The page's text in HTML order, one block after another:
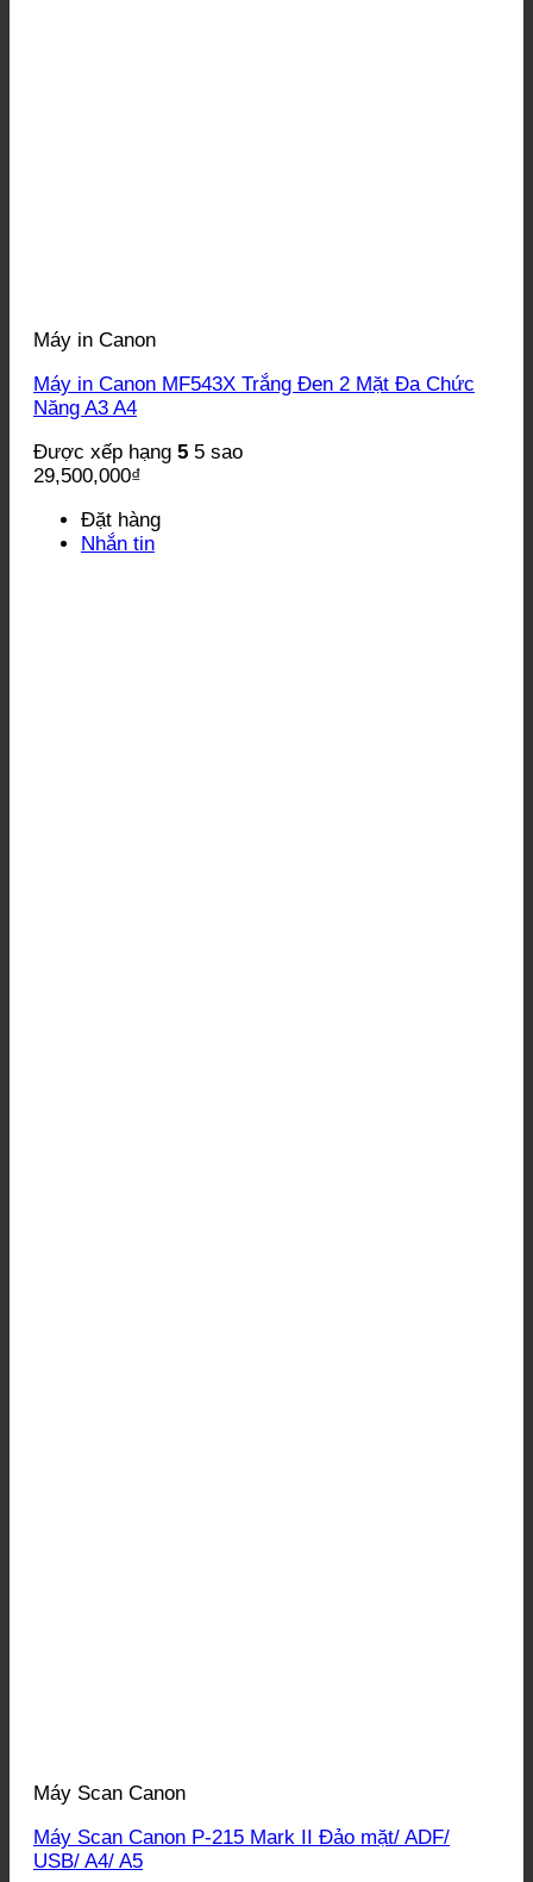
Máy in Canon
Máy in Canon MF543X Trắng Đen 2 Mặt Đa Chức
Năng A3 A4
Được xếp hạng 5 5 sao
29,500,000₫
Đặt hàng
Nhắn tin
Máy Scan Canon
Máy Scan Canon P-215 Mark II Đảo mặt/ ADF/
USB/ A4/ A5